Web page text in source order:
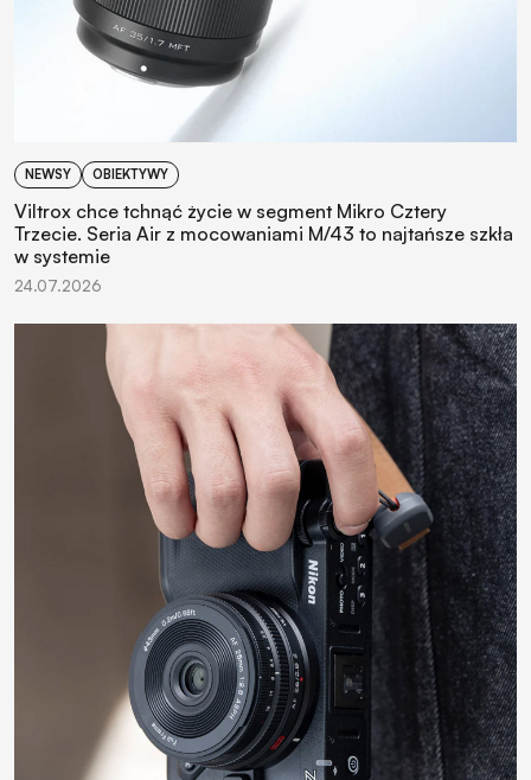
NEWSY OBIEKTYWY
Viltrox chce tchnąć życie w segment Mikro Cztery
Trzecie. Seria Air z mocowaniami M/43 to najtańsze szkła
w systemie
24.07.2026